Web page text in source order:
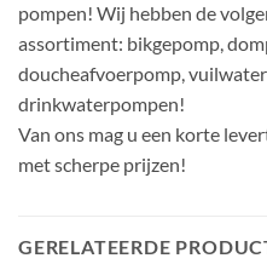
pompen! Wij hebben de
assortiment: bikgepomp,
doucheafvoerpomp,
drinkwaterpompen!
Van ons mag u een korte
met scherpe prijzen!
GERELATEERDE